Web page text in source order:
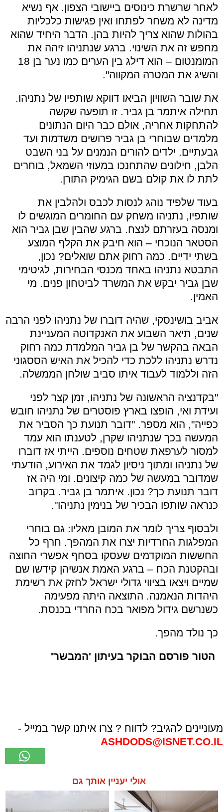
לאחר שרשרת כינוסים ביישובי הצפון. אף נשיא
מדינה לא משחר לפתחו ואין פגישות כלכליות
בהולות שהוא צריך להיות בהן. הדבר היחיד שהוא
מחפש זה את השינוי. ברגע שנתניהו זיהה את
המומנטום – הוא דילג בין הערים כמו נער בן 18
והשיג את המטרה המקווה".
את שובר השוויון הביאו דווקא שותפיו של נתניהו.
תחילה איתמר בן גביר. זו תופעה שקשה
להתחקות אחריה, אולם כבר היום הנתונים
מלמדים שבוחרי בן גביר פרושים משדמות ועד
גבעתיים. ילדים להורים הנמנים על בני השבט
הלבן, חילונים שהתחנכו במעוזי השמאל, בוחרים
לתת לו את קולם בשם הגימיק התורן.
בעוד שלפיד נוהג לנסות לכבס ולהלבין את
שותפיו, נתניהו משחק עם החומרים המוגשים לו
ומנסה בעזרתם לנצח. ברגע שהבין שבן גביר הוא
הסטאר הנוכחי – הוא חיבק את הקלף המוצע
בשתי ידיים. כמה רחוק אתם שואלים? נכון,
התבטא נתניהו באחד מכנסי הבחירות, לגיטימי
שבן גביר יבקש את המשרד לביטחון פנים. מי
האמין.
אביב בושינסקי, שהיה דוברו של נתניהו לפני הרבה
שנים, תיאר השבוע את האנקדוטה המעניינת
הבאה בהקשר של בן גביר המלמדת כמה רחוק
נדרש נתניהו ללכת כדי להכיל את האיש הססגוני
הזה וללמוד לעבוד איתו סביב שולחן הממשלה.
"בקדנציה הראשונה של נתניהו, זמן קצר לפני
ועידת ואי, הופצו בארץ פוסטרים של נתניהו חובש
כפייה", הוא מספר. "דובר תנועת כך הסביר את
המעשה בכך שנתניהו שקרן, לטענתו הוא עמד
למסור לערפאת שטחים נוספים. הייתי אז דוברו
של נתניהו ומתוך ניסיון לגמד את האירוע, הודעתי
שמדובר במעשה של כמה קיצונים. ומי היה אז
דובר תנועת כך? נכון. איתמר בן גביר. בקרוב
כנראה שותפו הבכיר של בנימין נתניהו".
ולבסוף צריך לומר את המובן מאליו: גם בוחרי
המפלגות החרדיות יצרו את המהפך. חרף כל
החששות המוקדמים שעסקו בסחף אפשרי החוצה
ובהקטנת הכח – ברגע האמת אנשיהן קידשו שם
שמיים ויצאו בציווי גדולי ישראל לחזק את רשימת
היהדות הנאמנה. התוצאה היתה מפעימה
כשנרשם גידול מפואר בכח החרדי בכנסת.
כך נולד מהפך.
הטור פורסם הבוקר בעיתון 'המבשר'
מעוניינים להגיב? לדווח ? צרו איתנו קשר במייל -
ASHDODS@ISNET.CO.IL
אולי יעניין אותך גם